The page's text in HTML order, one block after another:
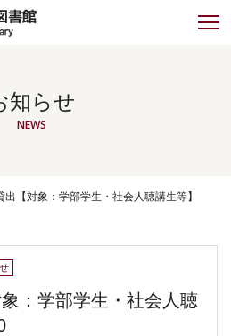
知らせ
NEWS
出【対象：学部学生・社会人聴講生等】
：学部学生・社会人聴